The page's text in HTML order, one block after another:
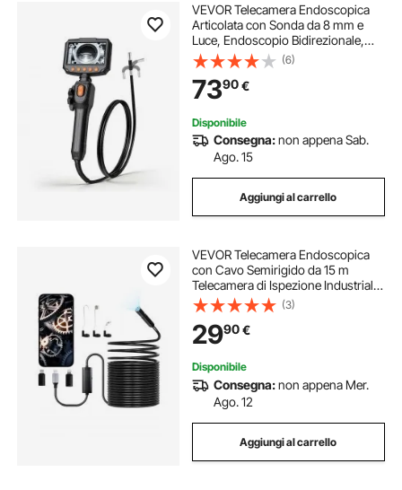
telecamera portatile
accessori per telecamere
telecamera con luce
telecamera di ispezione tubi
accessori telecamera ispezione tubi
telecamera per ispezione tubi
endoscopio impermeabile telecamera
ispezione della telecamera
VEVOR Telecamera Endoscopica
Articolata con Sonda da 8 mm e
Luce, Endoscopio Bidirezionale,
Schermo IPS HD da 4,3'', Zoom 8x,
Cavo Flessibile da 1,5 m
Impermeabile IP67, per Ispezione
Auto e Idraulica
(6)
7390€
Disponibile
Consegna:non appena Sab.
Ago. 15
Aggiungi al carrello
VEVOR Telecamera Endoscopica
con Cavo Semirigido da 15 m
Telecamera di Ispezione Industriale,
Boroscopio HD 1920P, con Luce - 8
LED, Zoom 2X, Impermeabile IP67
per Auto, Cavo Idraulic
(3)
2990€
Disponibile
Consegna:non appena Mer.
Ago. 12
Aggiungi al carrello